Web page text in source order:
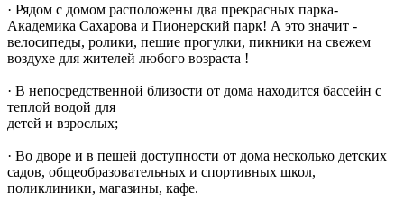
· Рядом с домом расположены два прекрасных парка-
Академика Сахарова и Пионерский парк! А это значит -
велосипеды, ролики, пешие прогулки, пикники на свежем
воздухе для жителей любого возраста !
· В непосредственной близости от дома находится бассейн с
теплой водой для
детей и взрослых;
· Во дворе и в пешей доступности от дома несколько детских
садов, общеобразовательных и спортивных школ,
поликлиники, магазины, кафе.